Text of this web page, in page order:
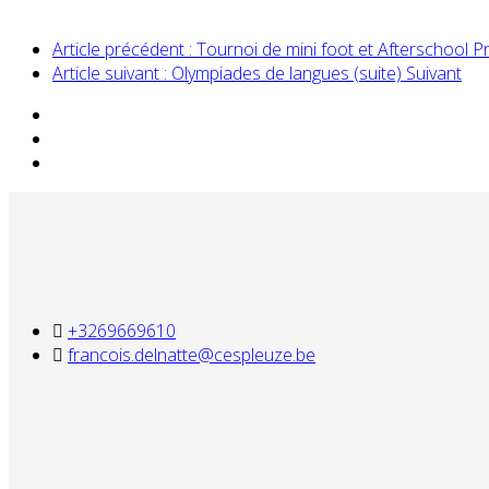
Article précédent : Tournoi de mini foot et Afterschool
Article suivant : Olympiades de langues (suite) Suivant
+3269669610
francois.delnatte@cespleuze.be